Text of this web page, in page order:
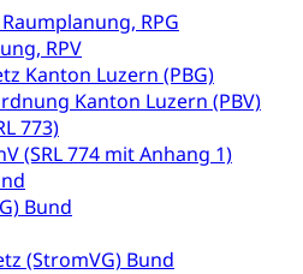
RPG
RPV
Kanton Luzern (PBG)
Kanton Luzern (PBV)
773)
(SRL 774 mit Anhang 1)
Bund
(StromVG) Bund
Denkmalpflege
Kultur
(Luzern Tourismus)
Denkmalpflege,
kulturelles Erbe,
Selektive
Kulturpreis,
Recherche,
Kunst, Theater/Tanz,
Förderfonds,